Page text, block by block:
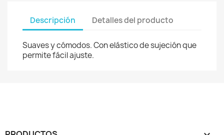
Descripción Detalles del producto
Suaves y cómodos. Con elástico de sujeción que
permite fácil ajuste.